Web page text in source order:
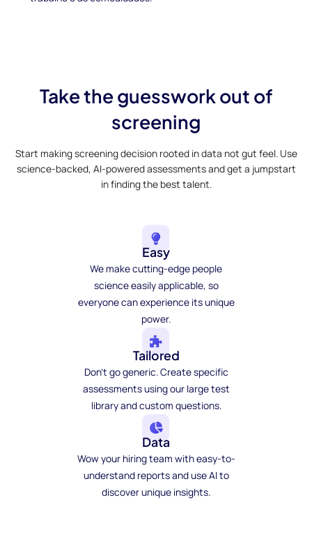
Take the guesswork out of
screening
Start making screening decision rooted in data not gut feel. Use
science-backed, AI-powered assessments and get a jumpstart
in finding the best talent.
Easy
We make cutting-edge people
science easily applicable, so
everyone can experience its unique
power.
Tailored
Don't go generic. Create specific
assessments using our large test
library and custom questions.
Data
Wow your hiring team with easy-to-
understand reports and use AI to
discover unique insights.